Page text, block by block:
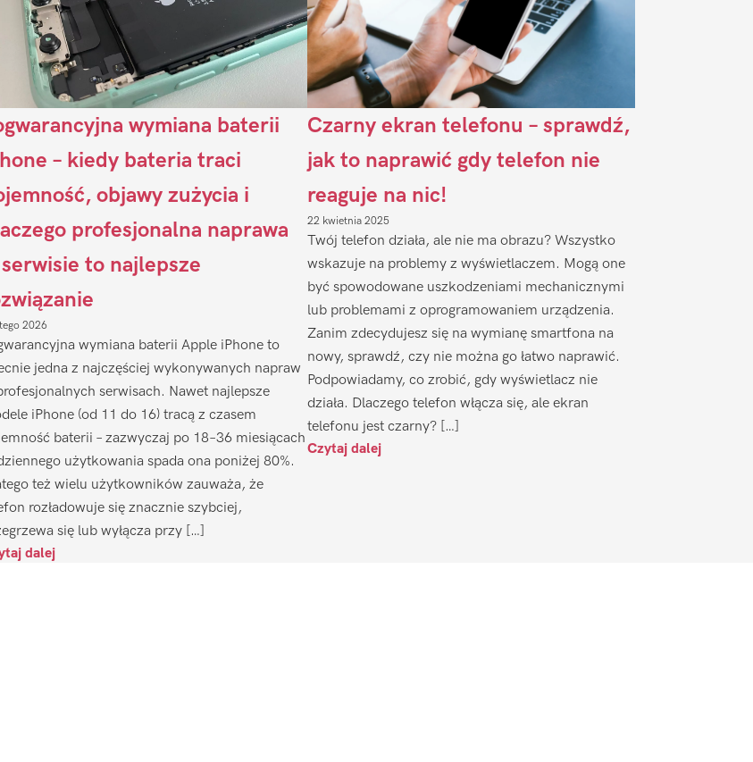
wymiana baterii
– kiedy bateria traci
objawy zużycia i
profesjonalna naprawa
to najlepsze
2026
wymiana baterii Apple iPhone to
jedna z najczęściej wykonywanych napraw
serwisach. Nawet najlepsze
iPhone (od 11 do 16) tracą z czasem
baterii – zazwyczaj po 18–36 miesiącach
użytkowania spada ona poniżej 80%.
też wielu użytkowników zauważa, że
rozładowuje się znacznie szybciej,
się lub wyłącza przy […]
dalej
Czarny ekran telefonu – sprawdź,
jak to naprawić gdy telefon nie
reaguje na nic!
22 kwietnia 2025
Twój telefon działa, ale nie ma obrazu? Wszystko
wskazuje na problemy z wyświetlaczem. Mogą one
być spowodowane uszkodzeniami mechanicznymi
lub problemami z oprogramowaniem urządzenia.
Zanim zdecydujesz się na wymianę smartfona na
nowy, sprawdź, czy nie można go łatwo naprawić.
Podpowiadamy, co zrobić, gdy wyświetlacz nie
działa. Dlaczego telefon włącza się, ale ekran
telefonu jest czarny? […]
Czytaj dalej